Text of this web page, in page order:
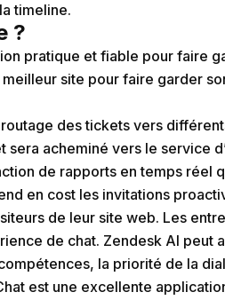
timeline.
?
pratique et fiable pour faire
site pour faire garder
des tickets vers
acheminé vers le service
de rapports en temps réel
en cost les invitations
de leur site web. Les
de chat. Zendesk AI peut
la priorité de la
est une excellente